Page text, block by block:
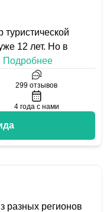
12 лет. Но в
Подробнее
299 отзывов
4 года с нами
разных регионов